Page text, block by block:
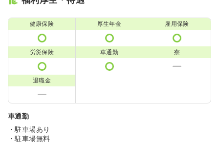
健康保険 厚生年金 雇用保険
労災保険 車通勤 寮
退職金
車通勤
・駐車場あり
・駐車場無料